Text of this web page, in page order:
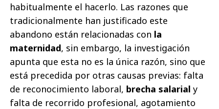
habitualmente el hacerlo. Las razones que
tradicionalmente han justificado este
abandono están relacionadas con la
maternidad, sin embargo, la investigación
apunta que esta no es la única razón, sino que
está precedida por otras causas previas: falta
de reconocimiento laboral, brecha salarial y
falta de recorrido profesional, agotamiento